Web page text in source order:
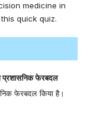
medicine in
quick quiz.
प्रशासनिक फेरबदल
फेरबदल किया है।